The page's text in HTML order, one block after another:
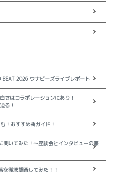
BEAT 2026 ワナビーズライブレポート
さはコラボレーションにあり！
る！
！おすすめ曲ガイド！
聞いてみた！～座談会とインタビューの豪
を徹底調査してみた！！